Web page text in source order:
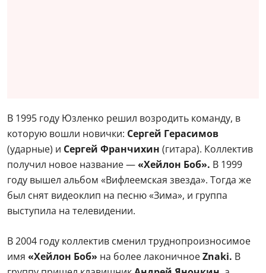
В 1995 году Юзленко решил возродить команду, в
которую вошли новички: Сергей Герасимов
(ударные) и Сергей Франчихин (гитара). Коллектив
получил новое название —«Хейлон Боб». В 1999
году вышел альбом «Вифлеемская звезда». Тогда же
был снят видеоклип на песню «Зима», и группа
выступила на телевидении.
В 2004 году коллектив сменил труднопроизносимое
имя «Хейлон Боб» на более лаконичноеZnaki. В